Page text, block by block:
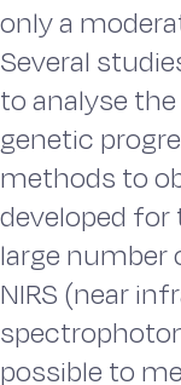
only a
Several
to analyse
genetic
methods to
developed for
large number
NIRS (near
possible to